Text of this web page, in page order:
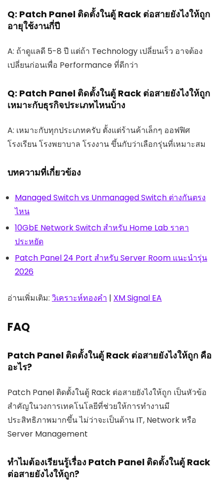
Q: Patch Panel ติดตั้งในตู้ Rack ต่อสายยังไงให้ถูก
อายุใช้งานกี่ปี
A: ถ้าดูแลดี 5-8 ปี แต่ถ้า Technology เปลี่ยนเร็ว อาจต้อง
เปลี่ยนก่อนเพื่อ Performance ที่ดีกว่า
Q: Patch Panel ติดตั้งในตู้ Rack ต่อสายยังไงให้ถูก
เหมาะกับธุรกิจประเภทไหนบ้าง
A: เหมาะกับทุกประเภทครับ ตั้งแต่ร้านค้าเล็กๆ ออฟฟิศ
โรงเรียน โรงพยาบาล โรงงาน ขึ้นกับว่าเลือกรุ่นที่เหมาะสม
บทความที่เกี่ยวข้อง
Managed Switch vs Unmanaged Switch ต่างกันตรง
ไหน
10GbE Network Switch สำหรับ Home Lab ราคา
ประหยัด
Patch Panel 24 Port สำหรับ Server Room แนะนำรุ่น
2026
อ่านเพิ่มเติม: วิเคราะห์ทองคำ | XM Signal EA
FAQ
Patch Panel ติดตั้งในตู้ Rack ต่อสายยังไงให้ถูก คือ
อะไร?
Patch Panel ติดตั้งในตู้ Rack ต่อสายยังไงให้ถูก เป็นหัวข้อ
สำคัญในวงการเทคโนโลยีที่ช่วยให้การทำงานมี
ประสิทธิภาพมากขึ้น ไม่ว่าจะเป็นด้าน IT, Network หรือ
Server Management
ทำไมต้องเรียนรู้เรื่อง Patch Panel ติดตั้งในตู้ Rack
ต่อสายยังไงให้ถูก?